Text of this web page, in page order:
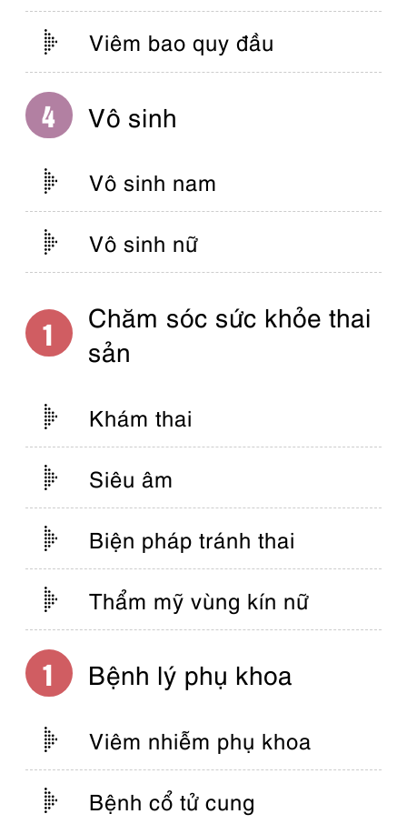
Viêm bao quy đầu
Vô sinh
Vô sinh nam
Vô sinh nữ
Chăm sóc sức khỏe thai
sản
Khám thai
Siêu âm
Biện pháp tránh thai
Thẩm mỹ vùng kín nữ
Bệnh lý phụ khoa
Viêm nhiễm phụ khoa
Bệnh cổ tử cung